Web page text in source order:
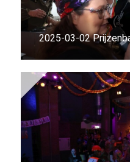
2025-03-02